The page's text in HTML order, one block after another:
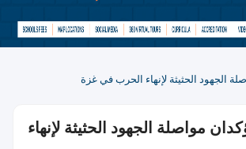
الجهود الحثيثة لإنهاء الحرب في غزة
مواصلة الجهود الحثيثة لإنهاء